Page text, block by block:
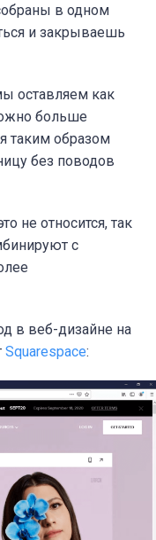
в одном
и закрываешь
оставляем как
больше
таким образом
без поводов
не относится, так
с
в веб-дизайне на
Squarespace: